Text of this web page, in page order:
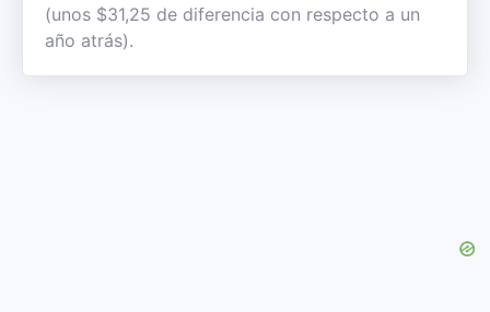
(unos $31,25 de diferencia con respecto a un
año atrás).